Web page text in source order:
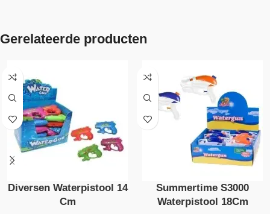
Gerelateerde producten
Diversen Waterpistool 14
Cm
Summertime S3000
Waterpistool 18Cm